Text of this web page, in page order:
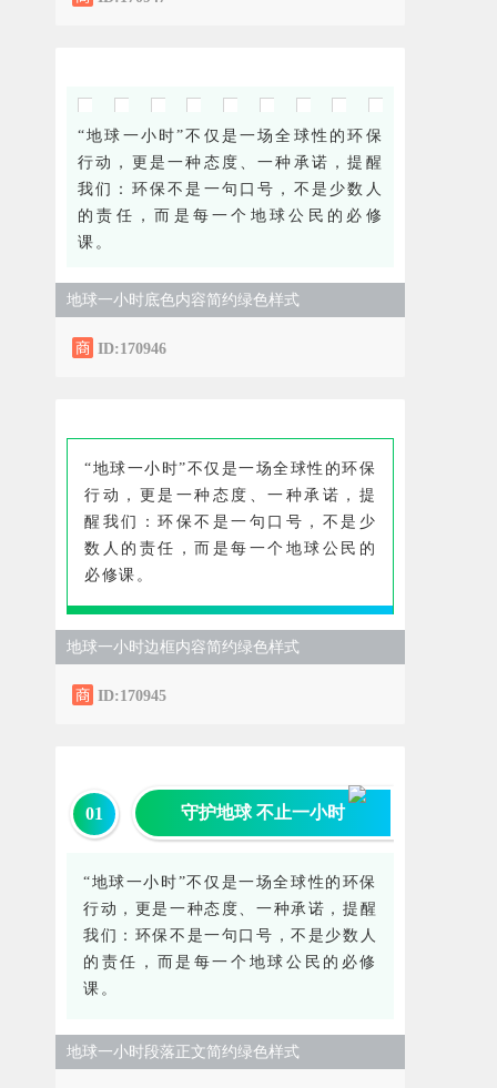
“地球一小时”不仅是一场全球性的环保
行动，更是一种态度、一种承诺，提醒
我们：环保不是一句口号，不是少数人
的责任，而是每一个地球公民的必修
课。
地球一小时底色内容简约绿色样式
ID:170946
“地球一小时”不仅是一场全球性的环保
行动，更是一种态度、一种承诺，提
醒我们：环保不是一句口号，不是少
数人的责任，而是每一个地球公民的
必修课。
地球一小时边框内容简约绿色样式
ID:170945
01 守护地球 不止一小时
“地球一小时”不仅是一场全球性的环保
行动，更是一种态度、一种承诺，提醒
我们：环保不是一句口号，不是少数人
的责任，而是每一个地球公民的必修
课。
地球一小时段落正文简约绿色样式